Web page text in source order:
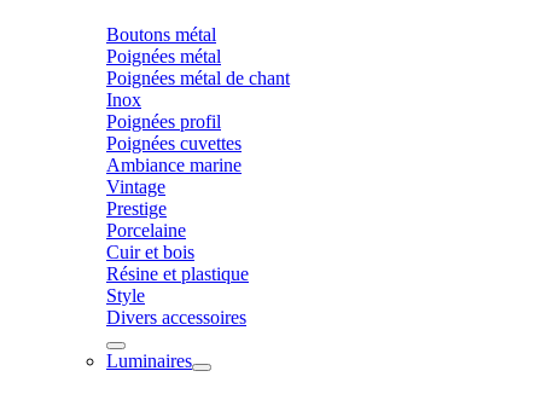
Boutons métal
Poignées métal
Poignées métal de chant
Inox
Poignées profil
Poignées cuvettes
Ambiance marine
Vintage
Prestige
Porcelaine
Cuir et bois
Résine et plastique
Style
Divers accessoires
Luminaires